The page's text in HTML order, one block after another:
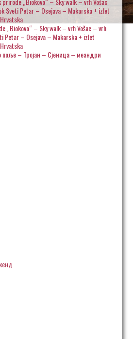
Sveti Petar – Osejava – Makarska + izlet
„Biokovo“ – Sky walk – vrh Vošac – vrh
Petar – Osejava – Makarska + izlet
– Тројан – Сјеница – меандри